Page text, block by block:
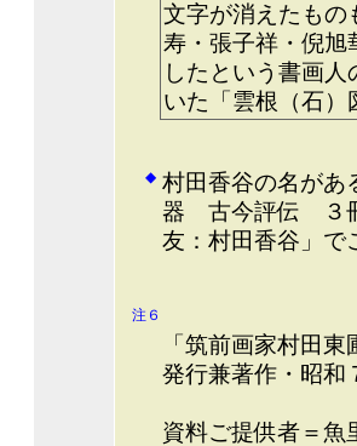
文字が消えたもの
寿・張子祥・倪旭
したという書画
いた「雲根（石）
◆ 村田香谷の名があ
器 古今評伝 ３冊
友：村田香谷」で
注６
「筑前画家村田
発行兼著作・昭和
資料ご提供者＝